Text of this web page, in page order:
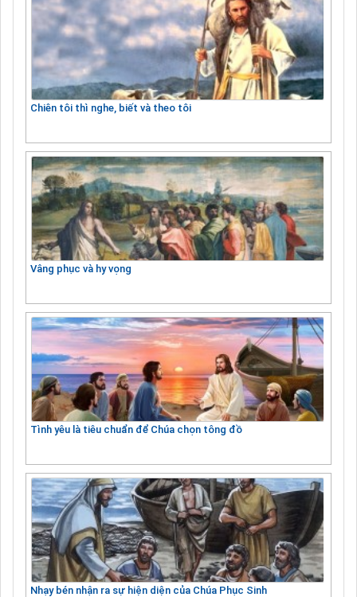
Chiên tôi thì nghe, biết và theo tôi
Vâng phục và hy vọng
Tình yêu là tiêu chuẩn để Chúa chọn tông đồ
Nhạy bén nhận ra sự hiện diện của Chúa Phục Sinh